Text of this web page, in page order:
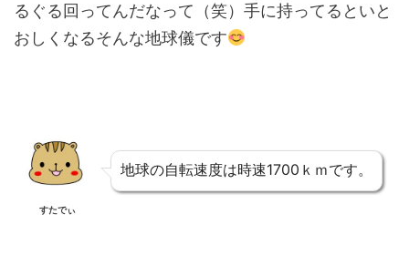
るぐる回ってんだなって（笑）手に持ってるといと
おしくなるそんな地球儀です
すたでぃ
地球の自転速度は時速1700ｋｍです。